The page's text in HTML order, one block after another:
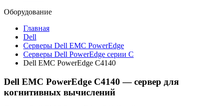
Оборудование
Главная
Dell
Серверы Dell EMC PowerEdge
Серверы Dell PowerEdge серии С
Dell EMC PowerEdge C4140
Dell EMC PowerEdge C4140 — сервер для
когнитивных вычислений